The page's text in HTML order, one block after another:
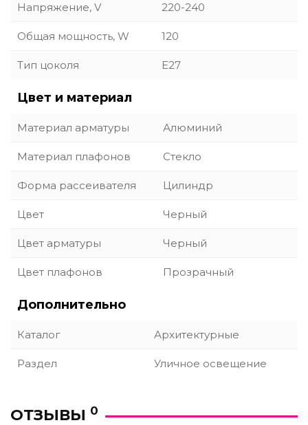
Напряжение, V 220-240
Общая мощность, W 120
Тип цоколя E27
Цвет и материал
Материал арматуры Алюминий
Материал плафонов Стекло
Форма рассеивателя Цилиндр
Цвет Черный
Цвет арматуры Черный
Цвет плафонов Прозрачный
Дополнительно
Каталог Архитектурные
Раздел Уличное освещение
ОТЗЫВЫ 0